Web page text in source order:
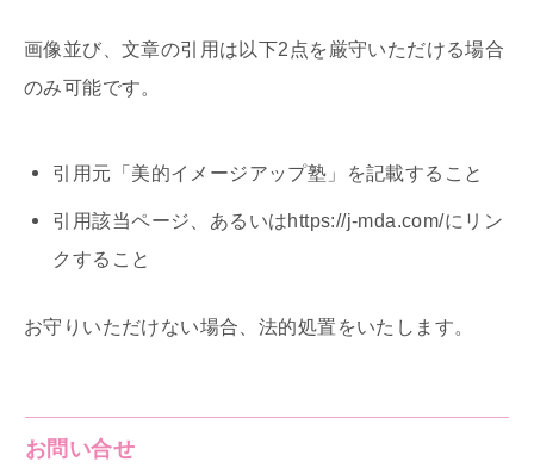
画像並び、文章の引用は以下2点を厳守いただける場合
のみ可能です。
引用元「美的イメージアップ塾」を記載すること
引用該当ページ、あるいはhttps://j-mda.com/にリン
クすること
お守りいただけない場合、法的処置をいたします。
お問い合せ